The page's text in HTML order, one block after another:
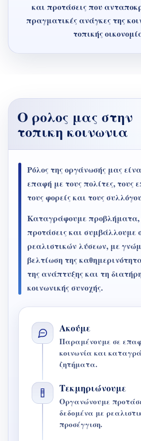
και προτάσεις που
πραγματικές ανάγκες της
τοπικής
Ο ρολος μας στην
τοπικη κοινωνια
Ρόλος της οργάνωσής μας
επαφή με τους πολίτες, τους
τους φορείς και τους
Καταγράφουμε προβλήματα,
προτάσεις και συμβάλλουμε
ρεαλιστικών λύσεων, με
βελτίωση της
της ανάπτυξης και τη
κοινωνικής συνοχής.
Ακούμε
Παραμένουμε σε
κοινωνία και
ζητήματα.
Τεκμηριώνουμε
Οργανώνουμε
δεδομένα με
προσέγγιση.